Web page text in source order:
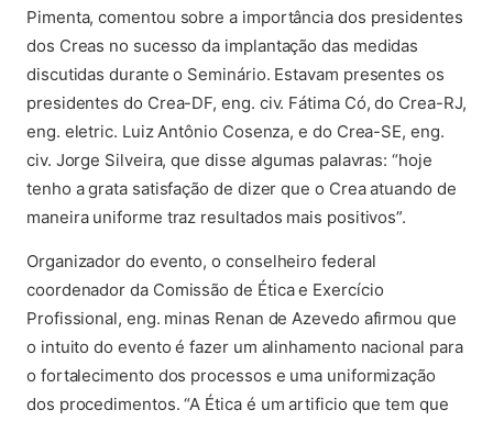
Pimenta, comentou sobre a importância dos presidentes
dos Creas no sucesso da implantação das medidas
discutidas durante o Seminário. Estavam presentes os
presidentes do Crea-DF, eng. civ. Fátima Có, do Crea-RJ,
eng. eletric. Luiz Antônio Cosenza, e do Crea-SE, eng.
civ. Jorge Silveira, que disse algumas palavras: “hoje
tenho a grata satisfação de dizer que o Crea atuando de
maneira uniforme traz resultados mais positivos”.
Organizador do evento, o conselheiro federal
coordenador da Comissão de Ética e Exercício
Profissional, eng. minas Renan de Azevedo afirmou que
o intuito do evento é fazer um alinhamento nacional para
o fortalecimento dos processos e uma uniformização
dos procedimentos. “A Ética é um artificio que tem que